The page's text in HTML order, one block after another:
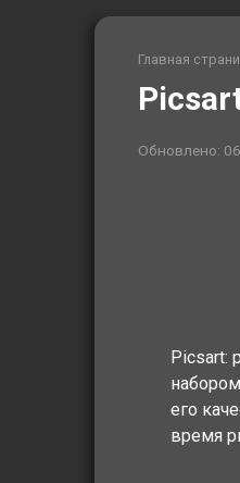
Главная
Обновлено:
Picsart:
его
время